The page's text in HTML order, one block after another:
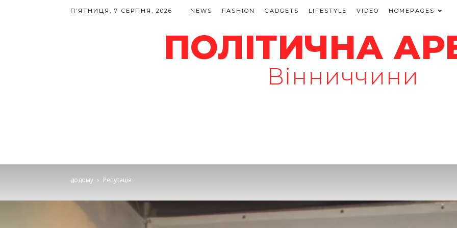
П’ЯТНИЦЯ, 7 СЕРПНЯ, 2026 NEWS FASHION GADGETS LIFESTYLE VIDEO HOMEPAGES
ПОЛІТИЧНА
Вінниччини
додому Репутація